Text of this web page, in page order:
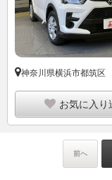
神奈川県横浜市都筑区
お気に入り
前へ